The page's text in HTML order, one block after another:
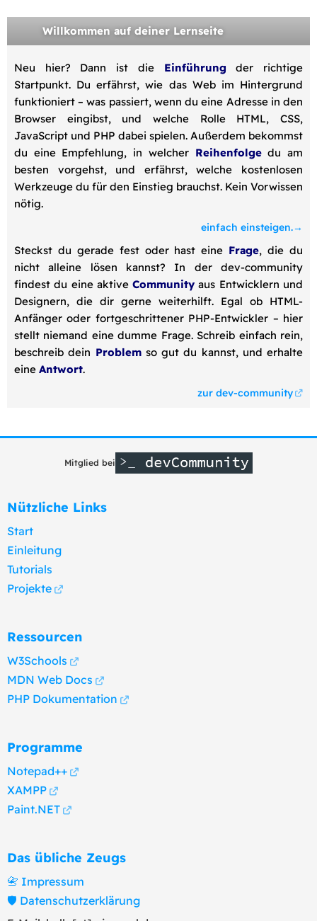
Willkommen auf deiner Lernseite
Neu hier? Dann ist die Einführung der richtige
Startpunkt. Du erfährst, wie das Web im Hintergrund
funktioniert – was passiert, wenn du eine Adresse in den
Browser eingibst, und welche Rolle HTML, CSS,
JavaScript und PHP dabei spielen. Außerdem bekommst
du eine Empfehlung, in welcher Reihenfolgedu am
besten vorgehst, und erfährst, welche kostenlosen
Werkzeuge du für den Einstieg brauchst. Kein Vorwissen
nötig.
einfach einsteigen.
Steckst du gerade fest oder hast eine Frage, die du
nicht alleine lösen kannst? In der dev-community
findest du eine aktiveCommunity aus Entwicklern und
Designern, die dir gerne weiterhilft. Egal ob HTML-
Anfänger oder fortgeschrittener PHP-Entwickler – hier
stellt niemand eine dumme Frage. Schreib einfach rein,
beschreib dein Problemso gut du kannst, und erhalte
eine Antwort.
zur dev-community
Mitglied bei
Nützliche Links
Start
Einleitung
Tutorials
Projekte
Ressourcen
W3Schools
MDN Web Docs
PHP Dokumentation
Programme
Notepad++
XAMPP
Paint.NET
Das übliche Zeugs
📇 Impressum
🛡️ Datenschutzerklärung